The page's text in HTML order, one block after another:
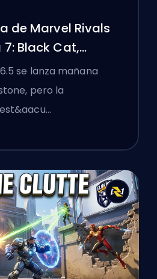
de Marvel Rivals
Black Cat,
Evento Monsters
se lanza mañana
pero la